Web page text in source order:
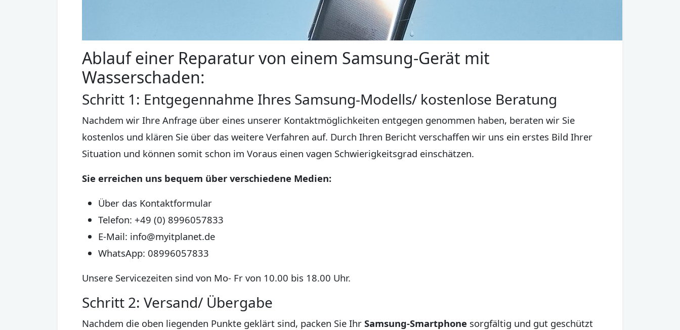
Ablauf einer Reparatur von einem Samsung-Gerät mit
Wasserschaden:
Schritt 1: Entgegennahme Ihres Samsung-Modells/ kostenlose Beratung
Nachdem wir Ihre Anfrage über eines unserer Kontaktmöglichkeiten entgegen genommen haben, beraten wir Sie
kostenlos und klären Sie über das weitere Verfahren auf. Durch Ihren Bericht verschaffen wir uns ein erstes Bild Ihrer
Situation und können somit schon im Voraus einen vagen Schwierigkeitsgrad einschätzen.
Sie erreichen uns bequem über verschiedene Medien:
Über das Kontaktformular
Telefon: +49 (0) 8996057833
E-Mail: info@myitplanet.de
WhatsApp: 08996057833
Unsere Servicezeiten sind von Mo- Fr von 10.00 bis 18.00 Uhr.
Schritt 2: Versand/ Übergabe
Nachdem die oben liegenden Punkte geklärt sind, packen Sie Ihr Samsung-Smartphone sorgfältig und gut geschützt